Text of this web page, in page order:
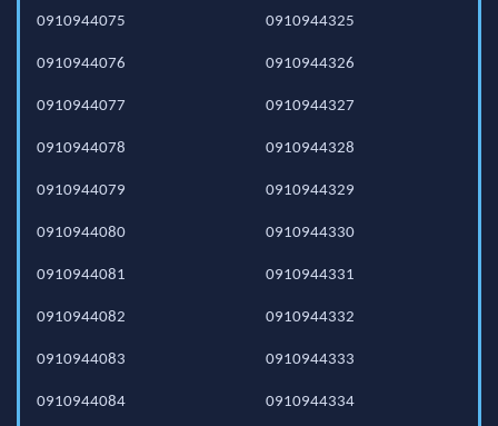
0910944075
0910944076
0910944077
0910944078
0910944079
0910944080
0910944081
0910944082
0910944083
0910944084
0910944325
0910944326
0910944327
0910944328
0910944329
0910944330
0910944331
0910944332
0910944333
0910944334